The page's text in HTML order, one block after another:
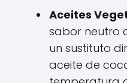
Aceites
sabor neutro
un sustituto
aceite de